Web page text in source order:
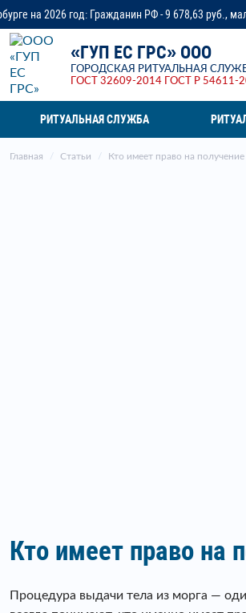
РФ - 9 678,63 руб., малоимущая семья -
«ГУП ЕС ГРС» ООО
ГОРОДСКАЯ РИТУАЛЬНАЯ
ГОСТ 32609-2014
ГОСТ Р 54611-
РИТУАЛЬНАЯ СЛУЖБА
Главная Статьи Кто имеет право на
Кто имеет право на
Процедура выдачи тела из морга —